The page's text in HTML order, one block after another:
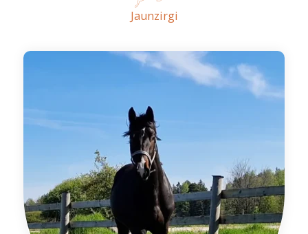
Jaunzirgi